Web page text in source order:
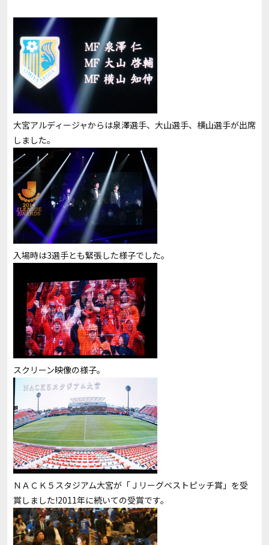
大宮アルディージャからは泉澤選手、大山選手、横山選手が出席
しました。
入場時は3選手とも緊張した様子でした。
スクリーン映像の様子。
ＮＡＣＫ５スタジアム大宮が「Ｊリーグベストピッチ賞」を受
賞しました!2011年に続いての受賞です。